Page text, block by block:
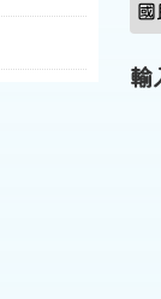
國
輸